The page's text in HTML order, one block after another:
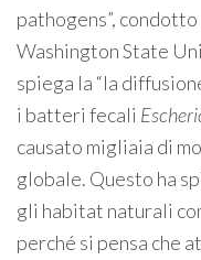
pathogens”,
Washington State
spiega la “la
i batteri fecali
causato migliaia di
globale. Questo ha
gli habitat naturali
perché si pensa che